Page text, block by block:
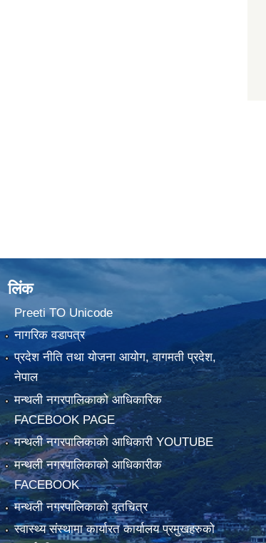
लिंक
Preeti TO Unicode
नागरिक वडापत्र
प्रदेश नीति तथा योजना आयोग, वागमती प्रदेश,
नेपाल
मन्थली नगरपालिकाको आधिकारिक
FACEBOOK PAGE
मन्थली नगरपालिकाको आधिकारी YOUTUBE
मन्थली नगरपालिकाको आधिकारीक
FACEBOOK
मन्थली नगरपालिकाको वृतचित्र
स्वास्थ्य संस्थामा कार्यारत कार्यालय प्रमुखहरुको